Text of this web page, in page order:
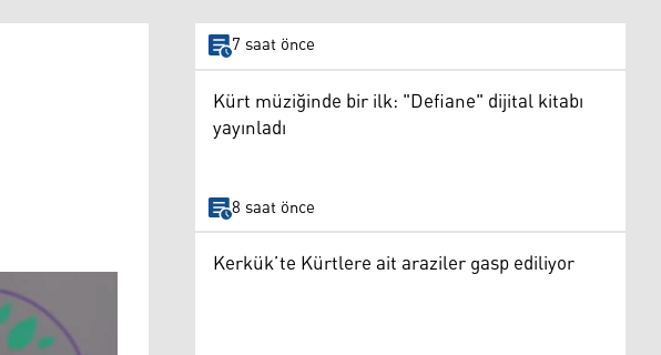
7 saat önce
Kürt müziğinde bir ilk: "Defiane" dijital kitabı
yayınladı
8 saat önce
Kerkük’te Kürtlere ait araziler gasp ediliyor